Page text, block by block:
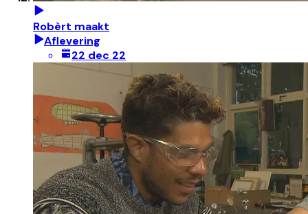
Robèrt maakt
Aflevering
22 dec 22